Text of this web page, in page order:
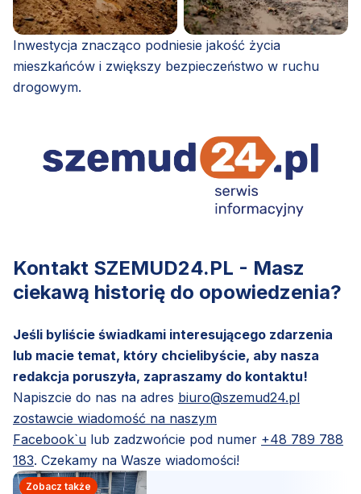
Inwestycja znacząco podniesie jakość życia
mieszkańców i zwiększy bezpieczeństwo w ruchu
drogowym.
Kontakt SZEMUD24.PL - Masz
ciekawą historię do opowiedzenia?
Jeśli byliście świadkami interesującego zdarzenia
lub macie temat, który chcielibyście, aby nasza
redakcja poruszyła, zapraszamy do kontaktu!
Napiszcie do nas na adres biuro@szemud24.pl
zostawcie wiadomość na naszym
Facebook`u lub zadzwońcie pod numer +48 789 788
183. Czekamy na Wasze wiadomości!
Zobacz także